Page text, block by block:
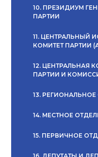
10. ПРЕЗИДИУМ
ПАРТИИ
11. ЦЕНТРАЛЬНЫЙ
КОМИТЕТ ПАРТИИ
12. ЦЕНТРАЛЬНАЯ
ПАРТИИ И
13.
14. МЕСТНОЕ
15. ПЕРВИЧНОЕ